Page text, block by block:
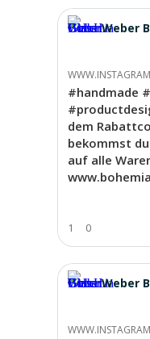
Weber
#handmade
dem
bekommst
auf alle
1 0
Weber